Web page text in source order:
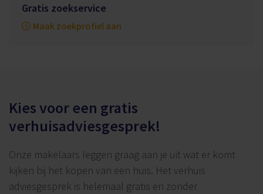
Gratis zoekservice
Maak zoekprofiel aan
Kies voor een gratis
verhuisadviesgesprek!
Onze makelaars leggen graag aan je uit wat er komt
kijken bij het kopen van een huis. Het verhuis
adviesgesprek is helemaal gratis en zonder